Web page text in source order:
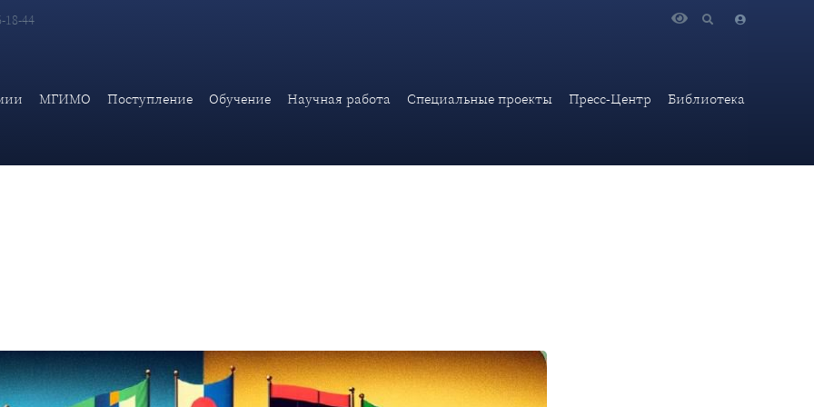
18-44
МГИМО Поступление Обучение Научная работа Специальные проекты Пресс-Центр Библиотека